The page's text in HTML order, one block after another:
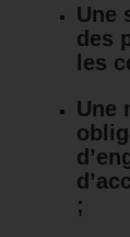
Une
des
les
Une
;